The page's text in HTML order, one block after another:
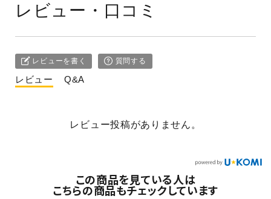
レビュー・口コミ
レビューを書く 質問する
レビュー Q&A
レビュー投稿がありません。
この商品を見ている人は
こちらの商品もチェックしています